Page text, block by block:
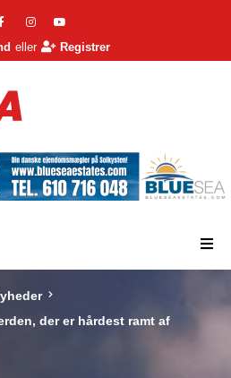
eller Registrer
der er hårdest ramt af